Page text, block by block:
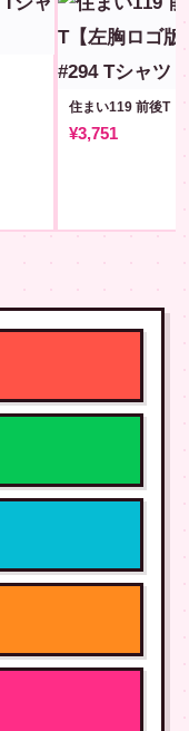
¥3,751